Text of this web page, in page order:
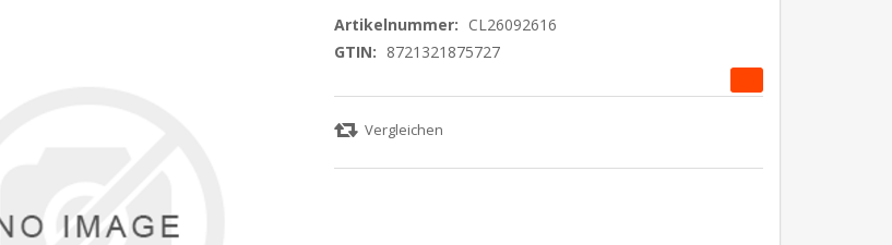
Artikelnummer: CL26092616
GTIN: 8721321875727